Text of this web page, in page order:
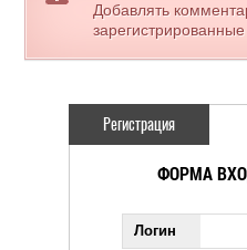
Добавлять
Регистрация
ФОРМА
Логин